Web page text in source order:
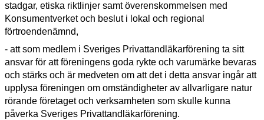
stadgar, etiska riktlinjer samt överenskommelsen med
Konsumentverket och beslut i lokal och regional
förtroendenämnd,
- att som medlem i Sveriges Privattandläkarförening ta sitt
ansvar för att föreningens goda rykte och varumärke bevaras
och stärks och är medveten om att det i detta ansvar ingår att
upplysa föreningen om omständigheter av allvarligare natur
rörande företaget och verksamheten som skulle kunna
påverka Sveriges Privattandläkarförening.